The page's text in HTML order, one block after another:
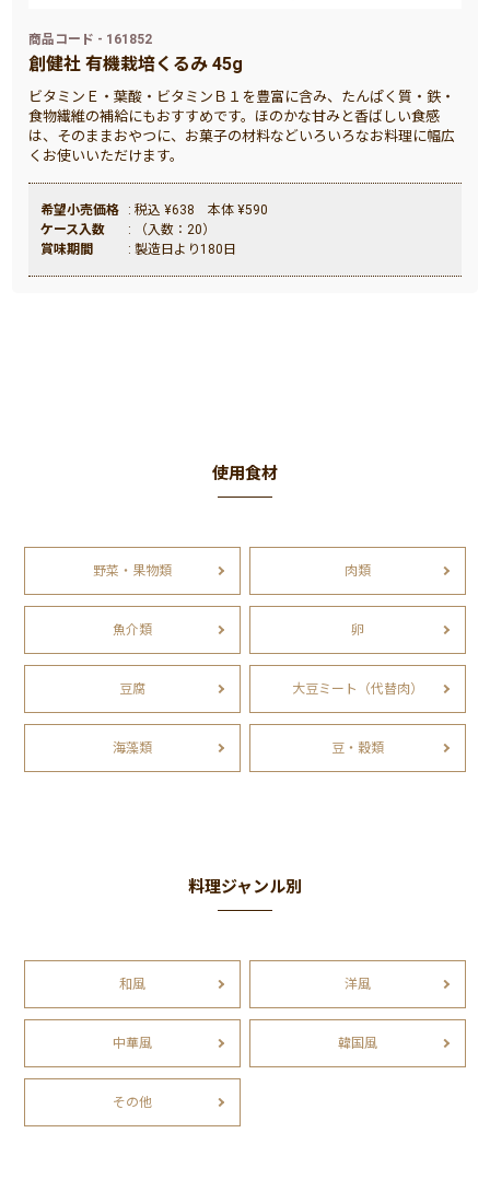
商品コード - 161852
創健社 有機栽培くるみ 45g
ビタミンＥ・葉酸・ビタミンＢ１を豊富に含み、たんぱく質・鉄・
食物繊維の補給にもおすすめです。ほのかな甘みと香ばしい食感
は、そのままおやつに、お菓子の材料などいろいろなお料理に幅広
くお使いいただけます。
希望小売価格
: 税込 ¥638 本体 ¥590
ケース入数
: （入数：20）
賞味期間
: 製造日より180日
使用食材
野菜・果物類 肉類
魚介類 卵
豆腐 大豆ミート（代替肉）
海藻類 豆・穀類
料理ジャンル別
和風 洋風
中華風 韓国風
その他